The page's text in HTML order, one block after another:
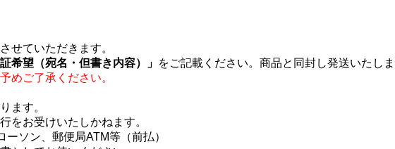
せていただきます。
証希望（宛名・但書き内容）」 をご記載ください。商品と同封し発送いたし
めご了承ください。
ます。
をお受けいたしかねます。
ソン、郵便局ATM等（前払）